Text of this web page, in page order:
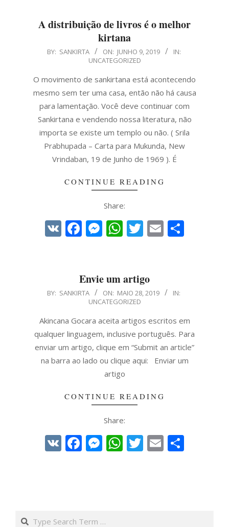
A distribuição de livros é o melhor
kirtana
2019-
09
BY: SANKIRTA ON: JUNHO 9, 2019
IN:
UNCATEGORIZED
O movimento de sankirtana está acontecendo
mesmo sem ter uma casa, então não há causa
para lamentação. Você deve continuar com
Sankirtana e vendendo nossa literatura, não
importa se existe um templo ou não. ( Srila
Prabhupada – Carta para Mukunda, New
Vrindaban, 19 de Junho de 1969 ). É
CONTINUE READING
Share:
VK Facebook
Messenger
WhatsApp
Twitter
Email
Envie um artigo
2019-BY: SANKIRTA ON: MAIO 28, 2019
IN:
UNCATEGORIZED
Akincana Gocara aceita artigos escritos em
qualquer linguagem, inclusive português. Para
enviar um artigo, clique em “Submit an article”
na barra ao lado ou clique aqui: Enviar um
artigo
CONTINUE READING
Share:
VK Facebook
Messenger
WhatsApp
Twitter
Email
Search